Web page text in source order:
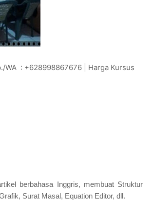
WA : +628998867676 | Harga Kursus
berbahasa Inggris, membuat Struktur
Surat Masal, Equation Editor, dll.